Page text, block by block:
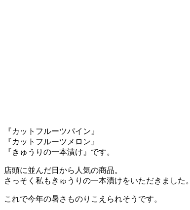
『カットフルーツパイン』
『カットフルーツメロン』
『きゅうりの一本漬け』です。
店頭に並んだ日から人気の商品。
さっそく私もきゅうりの一本漬けをいただきました。
これで今年の暑さものりこえられそうです。